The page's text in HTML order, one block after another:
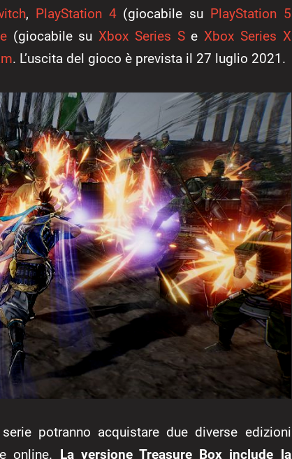
, PlayStation 4(giocabile su PlayStation 5
(giocabile suXbox Series SeXbox Series X
. L’uscita del gioco è prevista il 27 luglio 2021.
potranno acquistare due diverse edizioni
online. La versione Treasure Box include la